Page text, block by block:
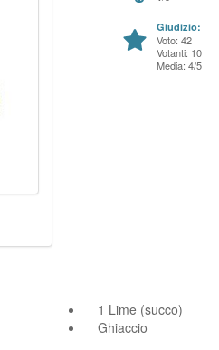
Giudizio:
Voto: 42
Votanti: 10
Media: 4/5
1 Lime (succo)
Ghiaccio